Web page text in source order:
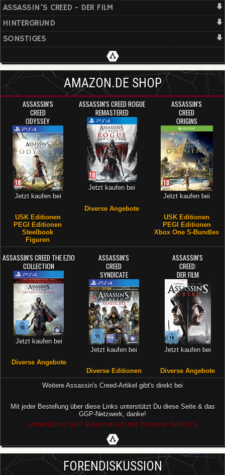
ASSASSIN'S CREED - DER FILM
HINTERGRUND
SONSTIGES
AMAZON.DE SHOP
ASSASSIN'S
CREED
ODYSSEY
Jetzt kaufen bei
USK Editionen
PEGI Editionen
Steelbook
Figuren
ASSASSIN'S CREED ROGUE
REMASTERED
Jetzt kaufen bei
Diverse Angebote
ASSASSIN'S
CREED
ORIGINS
Jetzt kaufen bei
USK Editionen
PEGI Editionen
Xbox One S-Bundles
ASSASSIN'S CREED THE EZIO
COLLECTION
Jetzt kaufen bei
Diverse Angebote
ASSASSIN'S
CREED
SYNDICATE
Jetzt kaufen bei
Diverse Editionen
ASSASSIN'S
CREED:
DER FILM
Jetzt kaufen bei
Diverse Angebote
Weitere Assassin's Creed-Artikel gibt's direkt bei
Mit jeder Bestellung über diese Links unterstützt Du diese Seite & das
GGP-Netzwerk, danke!
Unterstütze GGP automatisch mit Browser AddOn's
FORENDISKUSSION